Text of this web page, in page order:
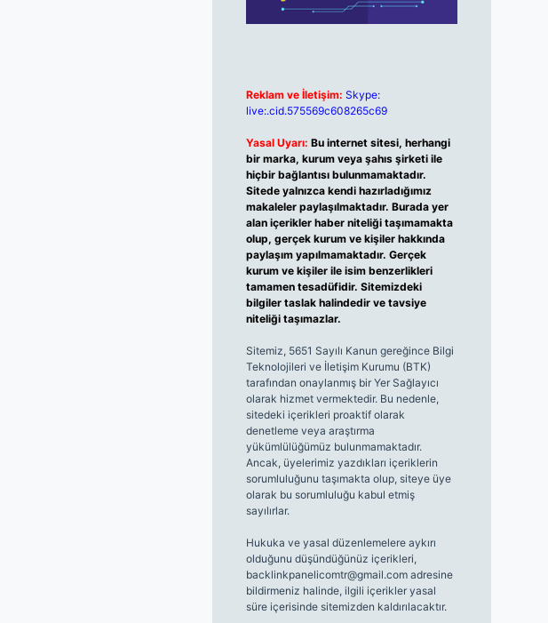
Reklam ve İletişim: Skype:
live:.cid.575569c608265c69
Yasal Uyarı: Bu internet sitesi, herhangi
bir marka, kurum veya şahıs şirketi ile
hiçbir bağlantısı bulunmamaktadır.
Sitede yalnızca kendi hazırladığımız
makaleler paylaşılmaktadır. Burada yer
alan içerikler haber niteliği taşımamakta
olup, gerçek kurum ve kişiler hakkında
paylaşım yapılmamaktadır. Gerçek
kurum ve kişiler ile isim benzerlikleri
tamamen tesadüfidir. Sitemizdeki
bilgiler taslak halindedir ve tavsiye
niteliği taşımazlar.
Sitemiz, 5651 Sayılı Kanun gereğince Bilgi
Teknolojileri ve İletişim Kurumu (BTK)
tarafından onaylanmış bir Yer Sağlayıcı
olarak hizmet vermektedir. Bu nedenle,
sitedeki içerikleri proaktif olarak
denetleme veya araştırma
yükümlülüğümüz bulunmamaktadır.
Ancak, üyelerimiz yazdıkları içeriklerin
sorumluluğunu taşımakta olup, siteye üye
olarak bu sorumluluğu kabul etmiş
sayılırlar.
Hukuka ve yasal düzenlemelere aykırı
olduğunu düşündüğünüz içerikleri,
backlinkpanelicomtr@gmail.comadresine
bildirmeniz halinde, ilgili içerikler yasal
süre içerisinde sitemizden kaldırılacaktır.